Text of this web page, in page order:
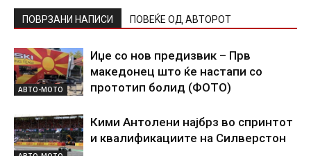
ПОВРЗАНИ НАПИСИ ПОВЕЌЕ ОД АВТОРОТ
АВТО-МОТО
Иџе со нов предизвик – Прв
македонец што ќе настапи со
прототип болид (ФОТО)
Кими Антолени најбрз во спринтот
и квалификациите на Силверстон